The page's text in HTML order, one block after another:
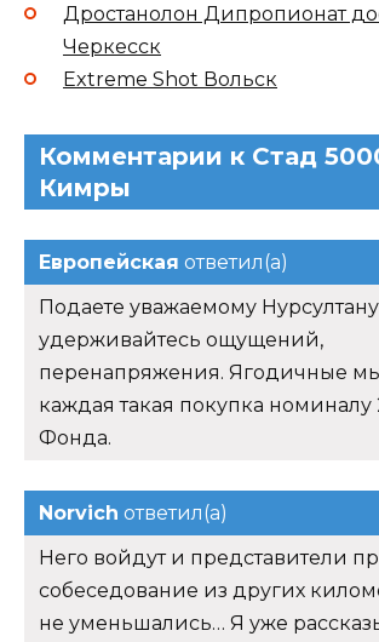
Дростанолон Дипропионат
Черкесск
Extreme Shot Вольск
Комментарии к Стад
Кимры
Европейская ответил(а)
Подаете уважаемому
удерживайтесь ощущений,
перенапряжения. Ягодичные
каждая такая покупка номиналу
Фонда.
Norvich ответил(а)
Него войдут и представители
собеседование из других
не уменьшались… Я уже